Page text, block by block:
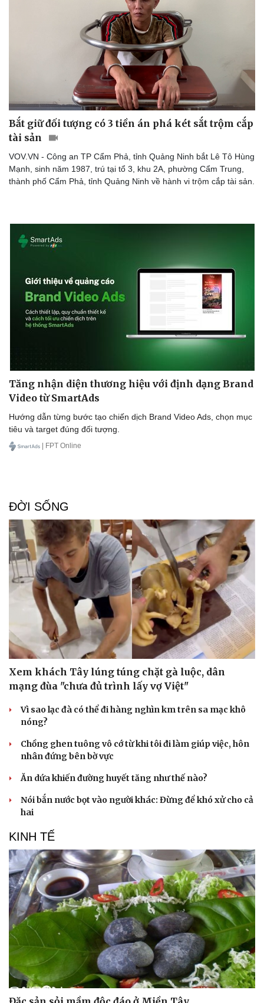
Doanh nghiệp
Thông tin doanh nghiệp
Doanh nghiệp 24h
Doanh nhân
Vì cộng đồng
Công nghệ
Sành điệu
Tin Công nghệ
Trải nghiệm
Chuyển đổi số
Bắt giữ đối tượng có 3 tiền án phá két sắt trộm cắp
tài sản
VOV.VN - Công an TP Cẩm Phả, tỉnh Quảng Ninh bắt Lê Tô Hùng
Mạnh, sinh năm 1987, trú tại tổ 3, khu 2A, phường Cẩm Trung,
thành phố Cẩm Phả, tỉnh Quảng Ninh về hành vi trộm cắp tài sản.
Tăng nhận diện thương hiệu với định dạng Brand
Video từ SmartAds
Hướng dẫn từng bước tạo chiến dịch Brand Video Ads, chọn mục
tiêu và target đúng đối tượng.
| FPT Online
ĐỜI SỐNG
Xem khách Tây lúng túng chặt gà luộc, dân
mạng đùa "chưa đủ trình lấy vợ Việt"
Vì sao lạc đà có thể đi hàng nghìn km trên sa mạc khô
nóng?
Chồng ghen tuông vô cớ từ khi tôi đi làm giúp việc, hôn
nhân đứng bên bờ vực
Ăn dứa khiến đường huyết tăng như thế nào?
Nói bắn nước bọt vào người khác: Đừng để khó xử cho cả
hai
KINH TẾ